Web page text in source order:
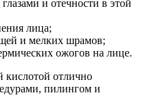
и отечности в этой
лица;
и мелких шрамов;
ожогов на лице.
кислотой отлично
пилингом и